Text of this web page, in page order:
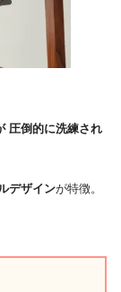
圧倒的に洗練され
デザインが特徴。